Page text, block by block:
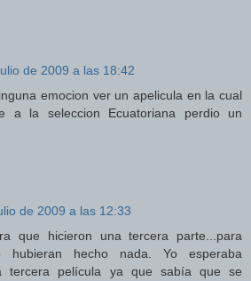
de 2009 a las 18:42
emocion ver un apelicula en la cual
a la seleccion Ecuatoriana perdio un
de 2009 a las 12:33
que hicieron una tercera parte...para
hubieran hecho nada. Yo esperaba
tercera película ya que sabía que se